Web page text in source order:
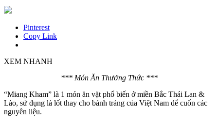
Pinterest
Copy Link
XEM NHANH
*** Món Ăn Thưởng Thức ***
“Miang Kham” là 1 món ăn vặt phổ biến ở miền Bắc Thái Lan &
Lào, sử dụng lá lốt thay cho bánh tráng của Việt Nam để cuốn các
nguyên liệu.